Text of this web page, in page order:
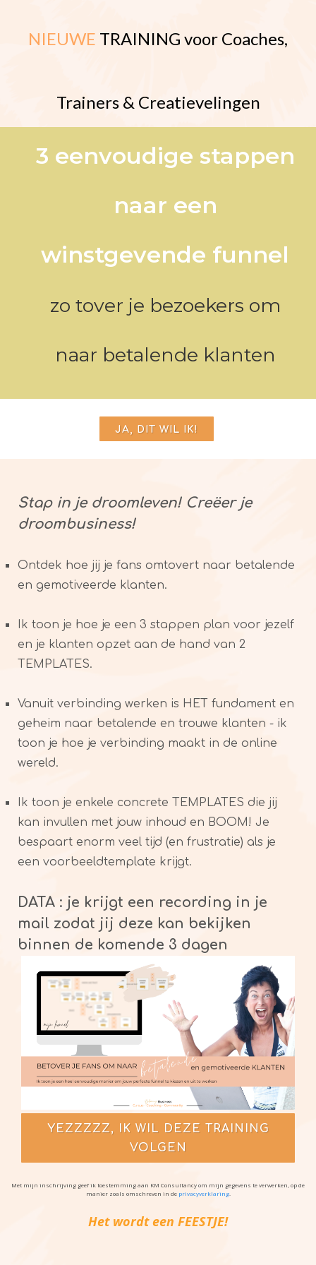
NIEUWE TRAINING voor Coaches,
Trainers & Creatievelingen
3 eenvoudige stappen
naar een
winstgevende funnel
zo tover je bezoekers om
naar betalende klanten
JA, DIT WIL IK!
Stap in je droomleven! Creëer je
droombusiness!
Ontdek hoe jij je fans omtovert naar betalende
en gemotiveerde klanten.
Ik toon je hoe je een 3 stappen plan voor jezelf
en je klanten opzet aan de hand van 2
TEMPLATES.
Vanuit verbinding werken is HET fundament en
geheim naar betalende en trouwe klanten - ik
toon je hoe je verbinding maakt in de online
wereld.
Ik toon je enkele concrete TEMPLATES die jij
kan invullen met jouw inhoud en BOOM! Je
bespaart enorm veel tijd (en frustratie) als je
een voorbeeldtemplate krijgt.
DATA : je krijgt een recording in je
mail zodat jij deze kan bekijken
binnen de komende 3 dagen
YEZZZZZ, IK WIL DEZE TRAINING
VOLGEN
Met mijn inschrijving geef ik toestemming aan KM Consultancy om mijn gegevens te verwerken, op de
manier zoals omschreven in de privacyverklaring.
Het wordt een FEESTJE!